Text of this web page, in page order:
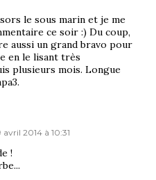
le sous marin et je me
ce soir :) Du coup,
aussi un grand bravo pour
en le lisant très
plusieurs mois. Longue
avril 2014 à 10:31
!